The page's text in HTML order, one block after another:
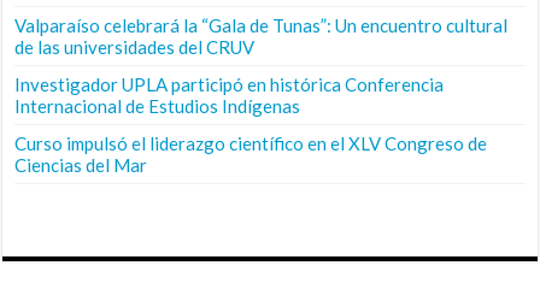
Valparaíso celebrará la “Gala de Tunas”: Un encuentro cultural
de las universidades del CRUV
Investigador UPLA participó en histórica Conferencia
Internacional de Estudios Indígenas
Curso impulsó el liderazgo científico en el XLV Congreso de
Ciencias del Mar